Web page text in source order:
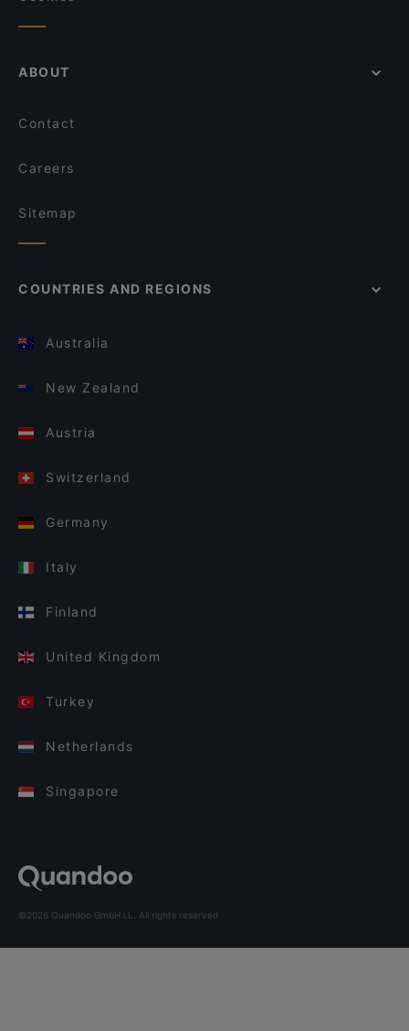
ABOUT
Contact
Careers
Sitemap
COUNTRIES AND REGIONS
Australia
New Zealand
Austria
Switzerland
Germany
Italy
Finland
United Kingdom
Turkey
Netherlands
Singapore
©2026 Quandoo GmbH i.L. All rights reserved